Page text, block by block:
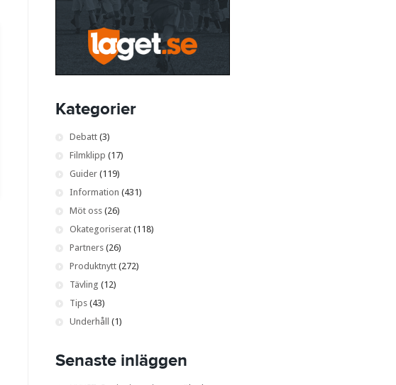
Kategorier
Debatt (3)
Filmklipp (17)
Guider (119)
Information (431)
Möt oss (26)
Okategoriserat (118)
Partners (26)
Produktnytt (272)
Tävling (12)
Tips (43)
Underhåll
(1)
Senaste inläggen